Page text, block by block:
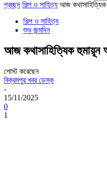
প্রচ্ছদ শিল্প ও সাহিত্য আজ কথাসাহিত্যিক
শিল্প ও সাহিত্য
শুভ জন্মদিন
আজ কথাসাহিত্যিক হুমায়ূন
পোস্ট করেছেন
বিক্রমপুর খবর ডেস্ক
-
15/11/2025
0
1